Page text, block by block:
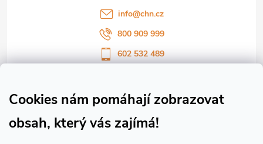
Cookies nám pomáhají zobrazovat
obsah, který vás zajímá!
info@chn.cz
800 909 999
602 532 489
Sledujte náš vlog CHN_CZ